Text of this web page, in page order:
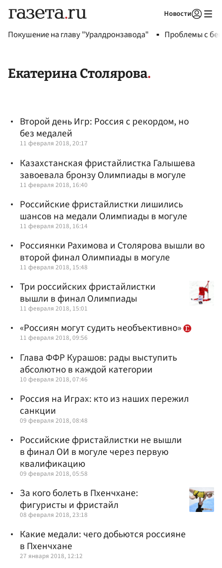
Новости
Покушение на главу "Уралдронзавода" Проблемы с
Екатерина Столярова
Второй день Игр: Россия с рекордом, но
без медалей
11 февраля 2018, 20:17
Казахстанская фристайлистка Галышева
завоевала бронзу Олимпиады в могуле
11 февраля 2018, 16:40
Российские фристайлистки лишились
шансов на медали Олимпиады в могуле
11 февраля 2018, 16:14
Россиянки Рахимова и Столярова вышли во
второй финал Олимпиады в могуле
11 февраля 2018, 15:48
Три российских фристайлистки
вышли в финал Олимпиады
11 февраля 2018, 15:01
«Россиян могут судить необъективно»
11 февраля 2018, 09:56
Глава ФФР Курашов: рады выступить
абсолютно в каждой категории
10 февраля 2018, 07:46
Россия на Играх: кто из наших пережил
санкции
09 февраля 2018, 08:48
Российские фристайлистки не вышли
в финал ОИ в могуле через первую
квалификацию
09 февраля 2018, 05:58
За кого болеть в Пхенчхане:
фигуристы и фристайл
08 февраля 2018, 23:18
Какие медали: чего добьются россияне
в Пхенчхане
27 января 2018, 12:12